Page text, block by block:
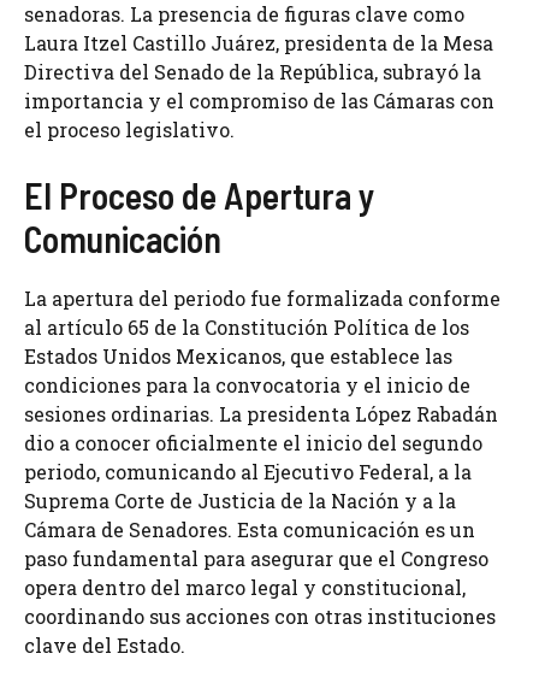
senadoras. La presencia de figuras clave como
Laura Itzel Castillo Juárez, presidenta de la Mesa
Directiva del Senado de la República, subrayó la
importancia y el compromiso de las Cámaras con
el proceso legislativo.
El Proceso de Apertura y
Comunicación
La apertura del periodo fue formalizada conforme
al artículo 65 de la Constitución Política de los
Estados Unidos Mexicanos, que establece las
condiciones para la convocatoria y el inicio de
sesiones ordinarias. La presidenta López Rabadán
dio a conocer oficialmente el inicio del segundo
periodo, comunicando al Ejecutivo Federal, a la
Suprema Corte de Justicia de la Nación y a la
Cámara de Senadores. Esta comunicación es un
paso fundamental para asegurar que el Congreso
opera dentro del marco legal y constitucional,
coordinando sus acciones con otras instituciones
clave del Estado.